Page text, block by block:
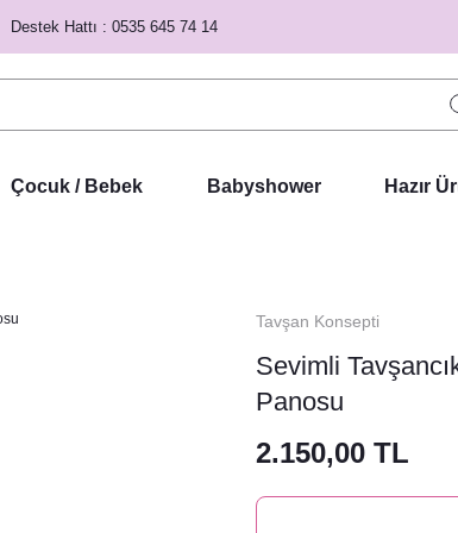
Destek Hattı : 0535 645 74 14
Çocuk / Bebek Babyshower Hazır
Tavşan Konsepti
Sevimli
Panosu
2.150,00 TL